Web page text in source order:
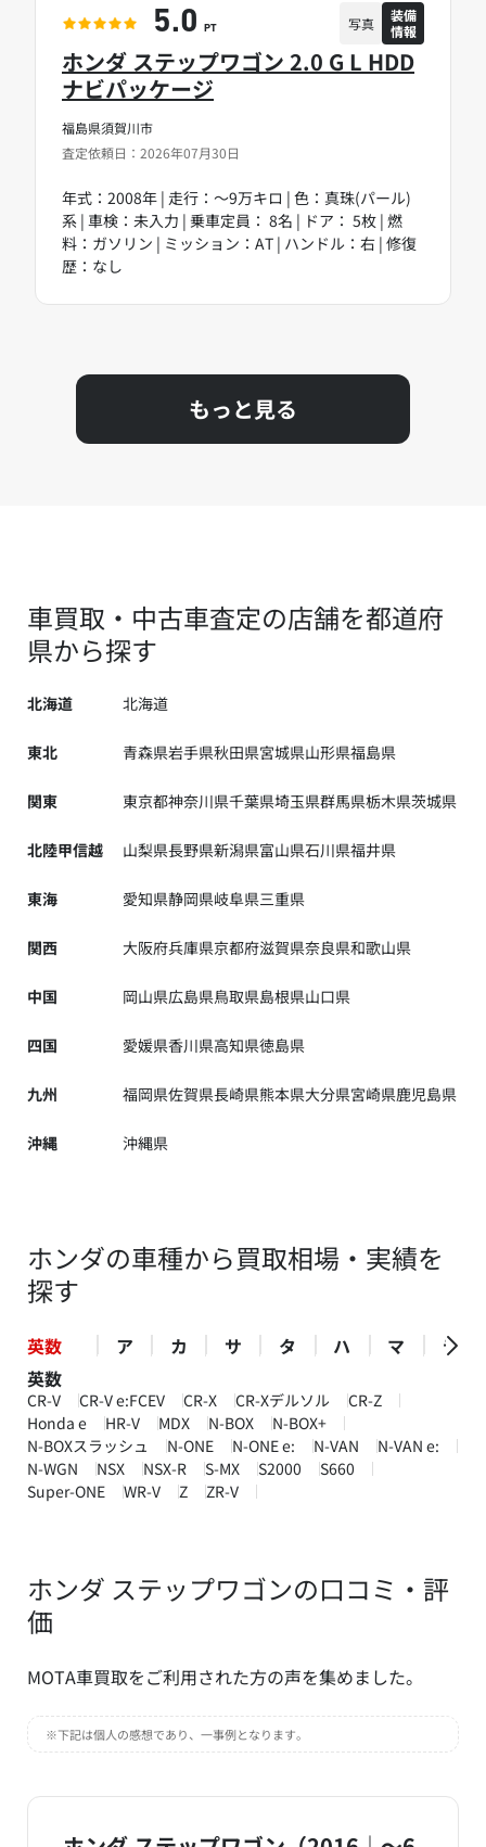
福島県須賀川市
査定依頼日：2026年07月30日
ホンダ ステップワゴン 2.0 G L HDD
ナビパッケージ
年式：2008年 | 走行：～9万キロ | 色：真珠(パール)
系 | 車検：未入力 | 乗車定員： 8名 | ドア： 5枚 | 燃
料：ガソリン | ミッション：AT | ハンドル：右 | 修復
歴：なし
5.0 PT 写真
装備
情報
もっと見る
車買取・中古車査定の店舗を都道府
県から探す
北海道 北海道
東北 青森県岩手県秋田県宮城県山形県福島県
関東 東京都神奈川県千葉県埼玉県群馬県栃木県茨城県
北陸甲信越 山梨県長野県新潟県富山県石川県福井県
東海 愛知県静岡県岐阜県三重県
関西 大阪府兵庫県京都府滋賀県奈良県和歌山県
中国 岡山県広島県鳥取県島根県山口県
四国 愛媛県香川県高知県徳島県
九州 福岡県佐賀県長崎県熊本県大分県宮崎県鹿児島県
沖縄 沖縄県
ホンダの車種から買取相場・実績を
探す
英数 ア カ サ タ ハ マ
ラ
英数
CR-V CR-V e:FCEV CR-X CR-Xデルソル
CR-Z
Honda e
HR-V MDX N-BOX
N-BOX+
N-BOXスラッシュ
N-ONE N-ONE e: N-VAN
N-VAN e:
N-WGN
NSX NSX-R S-MX S2000
S660
Super-ONE
WR-V Z ZR-V
ホンダ ステップワゴンの口コミ・評
価
MOTA車買取をご利用された方の声を集めました。
※下記は個人の感想であり、一事例となります。